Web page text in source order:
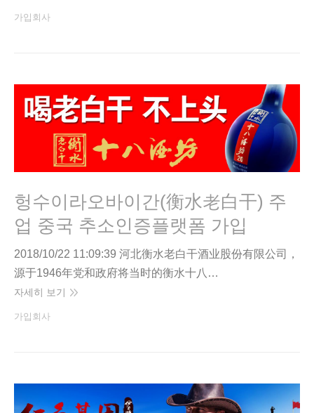
가입회사
헝수이라오바이간(衡水老白干) 주
업 중국 추소인증플랫폼 가입
2018/10/22 11:09:39 河北衡水老白干酒业股份有限公司，
源于1946年党和政府将当时的衡水十八…
자세히 보기
가입회사